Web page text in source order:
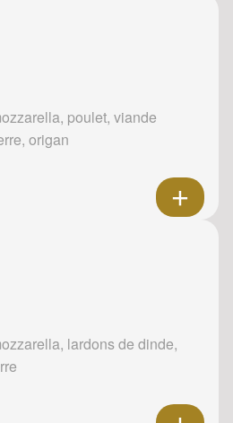
poulet, viande
origan
lardons de dinde,